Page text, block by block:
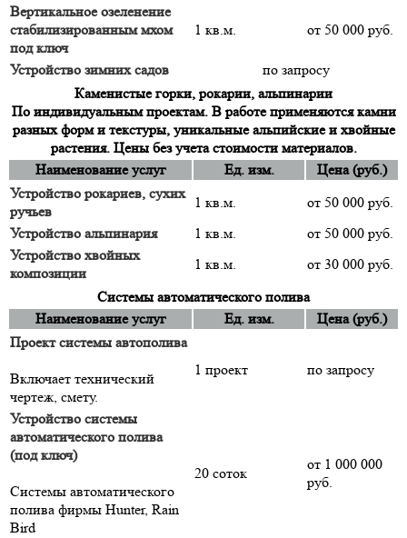
Вертикальное озеленение
стабилизированным мхом
под ключ
1 кв.м. от 50 000 руб.
Устройство зимних садов
по запросу
Каменистые горки, рокарии, альпинарии
По индивидуальным проектам. В работе применяются камни
разных форм и текстуры, уникальные альпийские и хвойные
растения. Цены без учета стоимости материалов.
Наименование услуг
Ед. изм.
Цена (руб.)
Устройство рокариев, сухих
ручьев
1 кв.м.
от 50 000 руб.
Устройство альпинария
1 кв.м.
от 50 000 руб.
Устройство хвойных
композиции
1 кв.м.
от 30 000 руб.
Системы автоматического полива
Наименование услуг
Ед. изм.
Цена (руб.)
Проект системы автополива
Включает технический
чертеж, смету.
1 проект по запросу
Устройство системы
автоматического полива
(под ключ)
Системы автоматического
полива фирмы Hunter, Rain
Bird
20 соток
от 1 000 000
руб.